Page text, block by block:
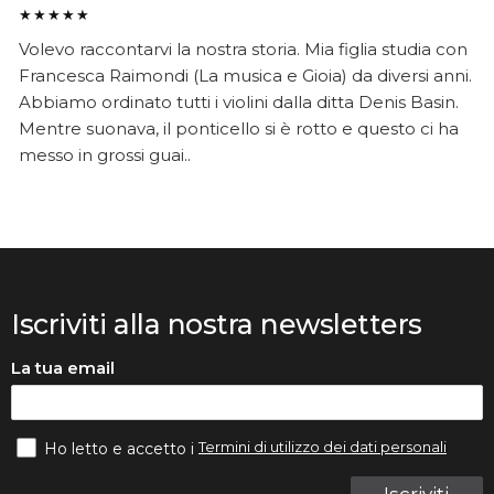
★★★★★
Volevo raccontarvi la nostra storia. Mia figlia studia con
Francesca Raimondi (La musica e Gioia) da diversi anni.
Abbiamo ordinato tutti i violini dalla ditta Denis Basin.
Mentre suonava, il ponticello si è rotto e questo ci ha
messo in grossi guai..
Iscriviti alla nostra newsletters
La tua email
Ho letto e accetto iTermini di utilizzo dei dati personali